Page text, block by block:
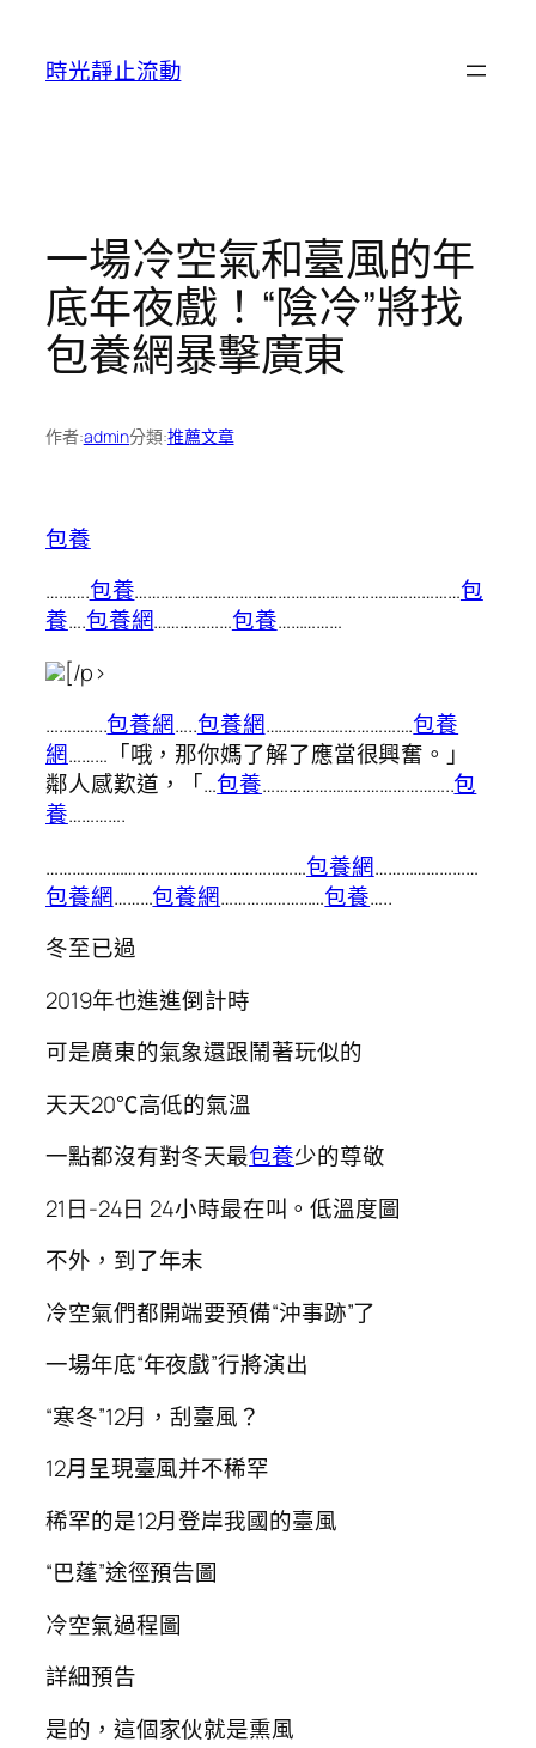
時光靜止流動
一場冷空氣和臺風的年
底年夜戲！“陰冷”將找
包養網暴擊廣東
作者:admin分類:推薦文章
包養
……….包養…………………………………………………………………包
養….包養網………………包養……………
[/p>
…………..包養網…..包養網…………………………….包養
網………「哦，那你媽了解了應當很興奮。」
鄰人感歎道，「…包養……………………………………..包
養………….
……………………………………………………包養網……………………
包養網………包養網……………………包養…..
冬至已過
2019年也進進倒計時
可是廣東的氣象還跟鬧著玩似的
天天20℃高低的氣溫
一點都沒有對冬天最包養少的尊敬
21日-24日 24小時最在叫。低溫度圖
不外，到了年末
冷空氣們都開端要預備“沖事跡”了
一場年底“年夜戲”行將演出
“寒冬”12月，刮臺風？
12月呈現臺風并不稀罕
稀罕的是12月登岸我國的臺風
“巴蓬”途徑預告圖
冷空氣過程圖
詳細預告
是的，這個家伙就是熏風